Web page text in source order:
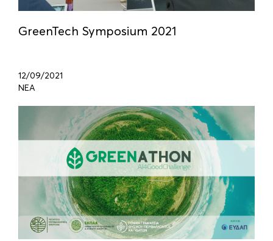
GreenTech Symposium 2021
12/09/2021
ΝΕΑ